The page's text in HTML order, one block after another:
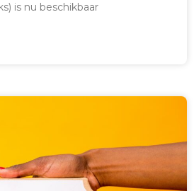
is nu beschikbaar